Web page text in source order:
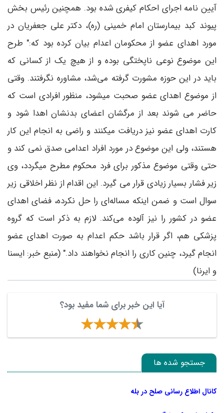
آیین نامه اجرای احکام کیفری شده بود. همچنین رئیس بخش
پیوند کبد بیمارستان امام خمینی (ره)، دکتر علی جعفریان در
مورد اهدای عضو از محکومان اعدام بیان کرده بود که:" طرح
این موضوع نوعی ناپختگی بوده و از هیچ یک از کسانی که
باید در این حوزه مشورت گرفته می‌شد، مشاوره نگرفتند. وقتی
از موضوع اهدای عضو صحبت میشود، منظور افرادی است که
حاضر می شوند بعد از مرگشان اعضای بدنشان اهدا شود و
کارت اهدای عضو نیز دریافت میکنند و راضی به انجام این کار
هستند، ولی این موضوع در مورد افراد اعدامی صدق نمی کند و
حتی وقتی موضوع مذکور برای فرد محکوم مطرح میگردد، وی
زیر فشار بسیار زیادی قرار می گیرد. این اقدام از نظر اخلاقی زیر
سوال است و ضمن اینکه مساله‌ای را حل نکرده، فضای اهدای
عضو در کشور را نیز آلوده می‌کند. لازم به ذکر است که گروه
پزشکی هم، اگر قرار باشد حکم اعدام به صورت اهدای عضو
انجام گیرد، چنین کاری را انجام نخواهند داد." (منبع خبر: ایسنا
و ایرنا)
آیا این خبر برای شما مفید بود؟
جستجو شده ها
کانال اطلاع رسانی صلح در بله